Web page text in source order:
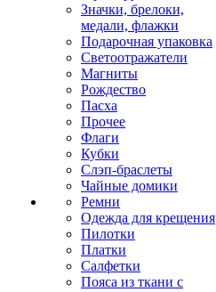
Значки, брелоки,
медали, флажки
Подарочная упаковка
Светоотражатели
Магниты
Рождество
Пасха
Прочее
Флаги
Кубки
Слэп-браслеты
Чайные домики
Ремни
Одежда для крещения
Пилотки
Платки
Салфетки
Пояса из ткани с